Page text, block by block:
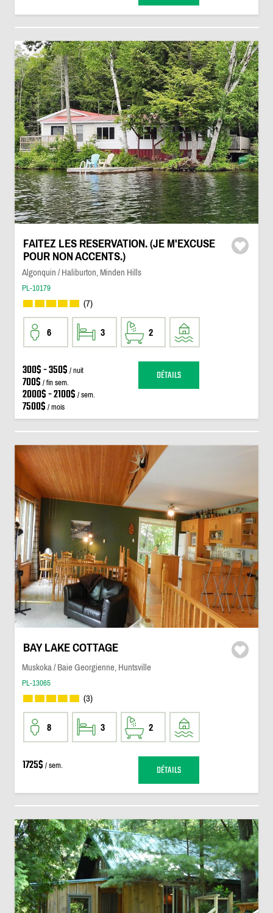
FAITEZ LES RESERVATION. (JE M'EXCUSE
POUR NON ACCENTS.)
Algonquin / Haliburton, Minden Hills
PL-10179
(7)
6 3 2
300$ - 350$ / nuit
700$ / fin sem.
2000$ - 2100$ / sem.
7500$ / mois
DÉTAILS
BAY LAKE COTTAGE
Muskoka / Baie Georgienne, Huntsville
PL-13065
(3)
8 3 2
1725$ / sem. DÉTAILS